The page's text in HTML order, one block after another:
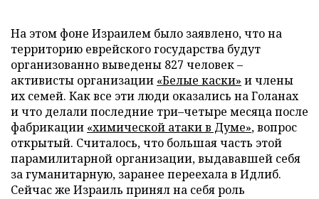
На этом фоне Израилем было заявлено, что на
территорию еврейского государства будут
организованно выведены 827 человек –
активисты организации «Белые каски» и члены
их семей. Как все эти люди оказались на Голанах
и что делали последние три–четыре месяца после
фабрикации «химической атаки в Думе», вопрос
открытый. Считалось, что большая часть этой
парамилитарной организации, выдававшей себя
за гуманитарную, заранее переехала в Идлиб.
Сейчас же Израиль принял на себя роль